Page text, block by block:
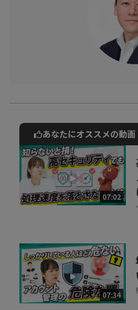
動画でご紹介して
お気軽にご相談・
30秒でお
相談を希
あなたにオススメの動画
07:02
07:34